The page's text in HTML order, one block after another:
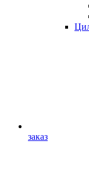
заказ